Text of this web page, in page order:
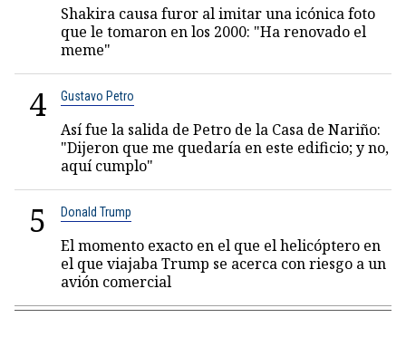
Shakira causa furor al imitar una icónica foto
que le tomaron en los 2000: "Ha renovado el
meme"
4 Gustavo Petro
Así fue la salida de Petro de la Casa de Nariño:
"Dijeron que me quedaría en este edificio; y no,
aquí cumplo"
5 Donald Trump
El momento exacto en el que el helicóptero en
el que viajaba Trump se acerca con riesgo a un
avión comercial